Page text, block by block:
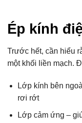
Ép kính
Trước hết, cần hiểu
một khối liền mạch.
Lớp kính bên
rơi rớt
Lớp cảm ứng –